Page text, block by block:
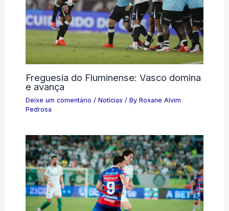
Freguesia do Fluminense: Vasco domina
e avança
Deixe um comentário / Notícias / By Roxane Alvim
Pedrosa